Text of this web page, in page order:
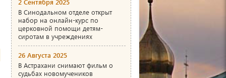
В Синодальном отделе открыт
набор на онлайн-курс по
церковной помощи детям-
сиротам в учреждениях
26 Августа 2025
В Астрахани снимают фильм о
судьбах новомучеников